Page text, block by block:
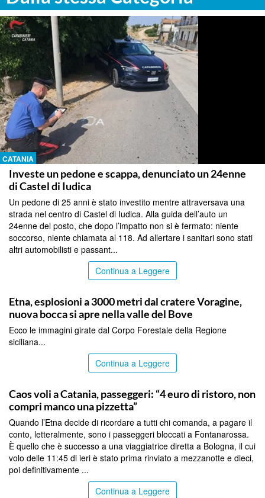
CATANIA
Investe un pedone e scappa, denunciato un 24enne
di Castel di Iudica
Un pedone di 25 anni è stato investito mentre attraversava una
strada nel centro di Castel di Iudica. Alla guida dell’auto un
24enne del posto, che dopo l’impatto non si è fermato: niente
soccorso, niente chiamata al 118. Ad allertare i sanitari sono stati
altri automobilisti e passant...
Continua a Leggere
Etna, esplosioni a 3000 metri dal cratere Voragine,
nuova bocca si apre nella valle del Bove
Ecco le immagini girate dal Corpo Forestale della Regione
siciliana...
Continua a Leggere
Caos voli a Catania, passeggeri: “4 euro di ristoro, non
compri manco una pizzetta”
Quando l’Etna decide di ricordare a tutti chi comanda, a pagare il
conto, letteralmente, sono i passeggeri bloccati a Fontanarossa.
È quello che è successo a una viaggiatrice diretta a Bologna, il cui
volo delle 11:45 di ieri è stato prima rinviato a mezzanotte e dieci,
poi definitivamente ...
Continua a Leggere